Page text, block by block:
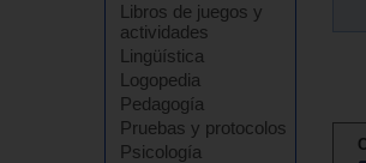
Libros de juegos y
actividades
Lingüística
Logopedia
Pedagogía
Pruebas y protocolos
Psicología